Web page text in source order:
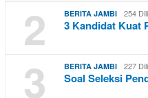
2
BERITA JAMBI 254
3 Kandidat Kuat
3 BERITA JAMBI 227
Soal Seleksi